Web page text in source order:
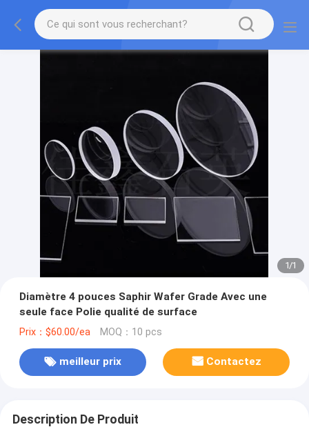
1/1
Diamètre 4 pouces Saphir Wafer Grade Avec une
seule face Polie qualité de surface
Prix：$60.00/ea MOQ：10 pcs
meilleur prix Contactez
Description De Produit